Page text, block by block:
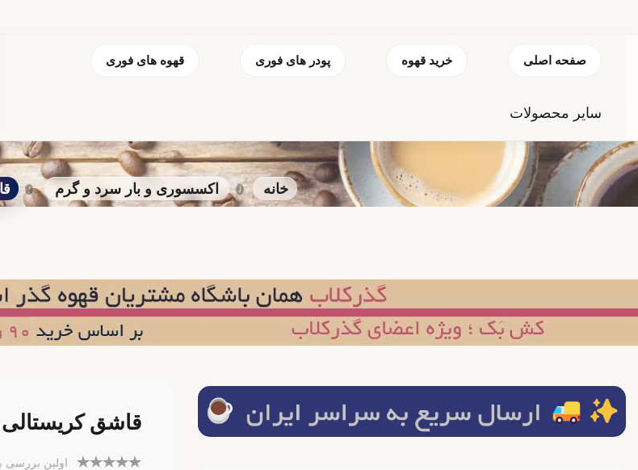
صفحه اصلی خرید قهوه پودر های فوری قهوه های فوری
سایر محصولات
خانه اکسسوری و بار سرد و گرم
قاشق کریستالی
اولین